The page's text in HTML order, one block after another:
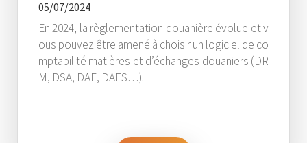
05/07/2024
En 2024, la règlementation douanière évolue et v
ous pouvez être amené à choisir un logiciel de co
mptabilité matières et d’échanges douaniers (DR
M, DSA, DAE, DAES…).